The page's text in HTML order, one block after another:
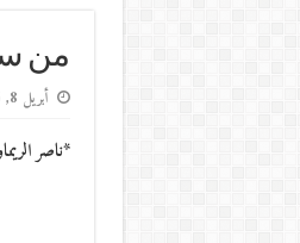
من
أبريل 8, 2016
*ناصر